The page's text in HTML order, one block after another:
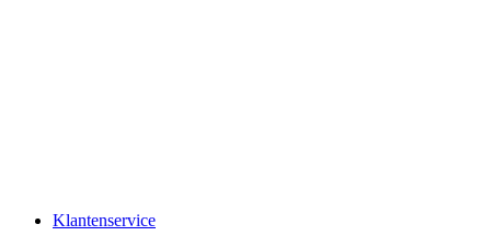
Klantenservice